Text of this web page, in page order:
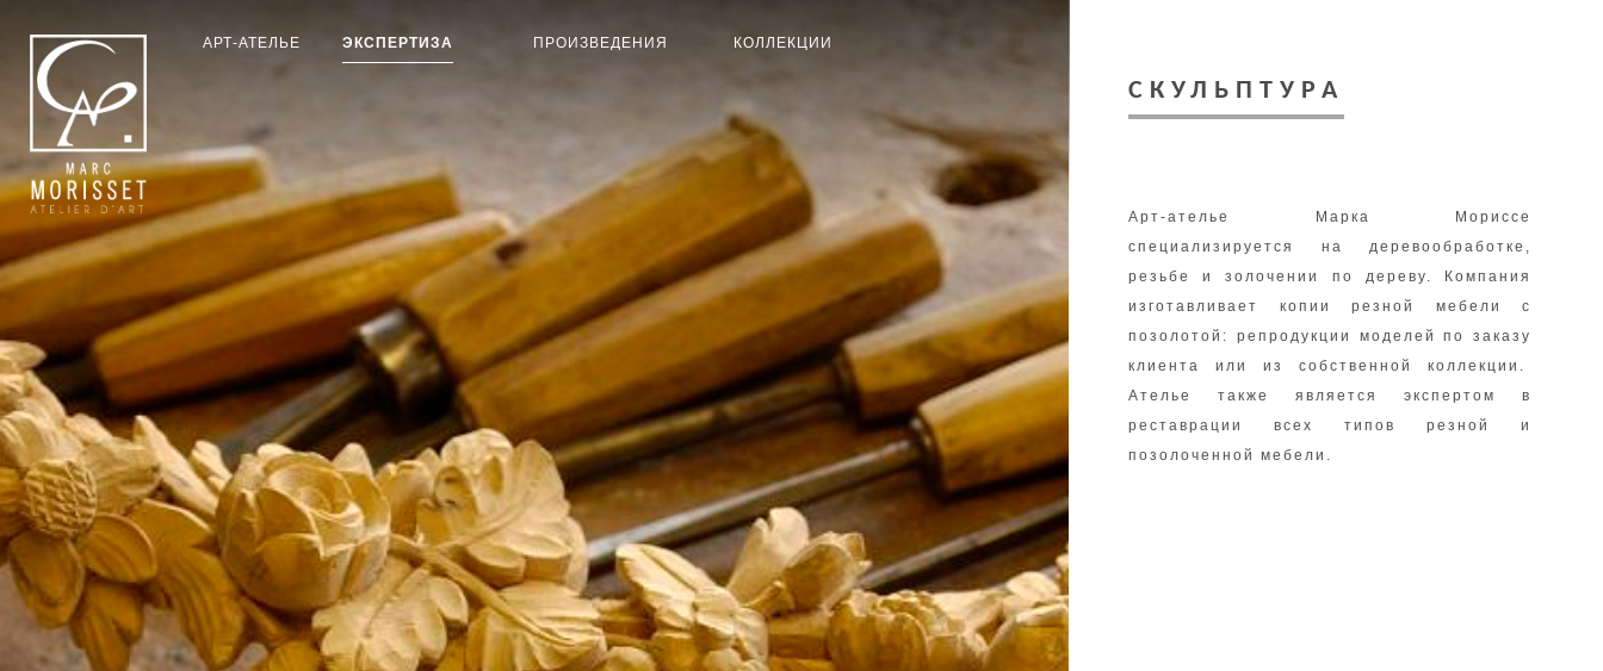
АРТ-АТЕЛЬЕ ЭКСПЕРТИЗА ПРОИЗВЕДЕНИЯ КОЛЛЕКЦИИ
СКУЛЬПТУРА
Арт-ателье Марка Мориссe
специализируется на деревообработке,
резьбе и золочении по дереву. Компания
изготавливает копии резной мебели с
позолотой: репродукции моделей по заказу
клиента или из собственной коллекции.
Ателье также является экспертом в
реставрации всех типов резной и
позолоченной мебели.